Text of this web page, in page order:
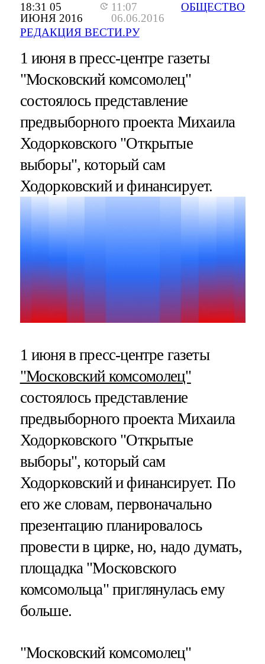
18:31 05
ИЮНЯ 2016
11:07
06.06.2016
РЕДАКЦИЯ ВЕСТИ.РУ
ОБЩЕСТВО
1 июня в пресс-центре газеты
"Московский комсомолец"
состоялось представление
предвыборного проекта Михаила
Ходорковского "Открытые
выборы", который сам
Ходорковский и финансирует.
1 июня в пресс-центре газеты
"Московский комсомолец"
состоялось представление
предвыборного проекта Михаила
Ходорковского "Открытые
выборы", который сам
Ходорковский и финансирует. По
его же словам, первоначально
презентацию планировалось
провести в цирке, но, надо думать,
площадка "Московского
комсомольца" приглянулась ему
больше.
"Московский комсомолец"